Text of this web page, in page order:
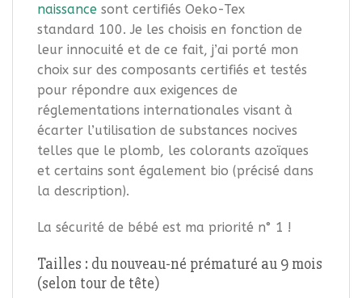
naissance sont certifiés Oeko-Tex
standard 100. Je les choisis en fonction de
leur innocuité et de ce fait, j’ai porté mon
choix sur des composants certifiés et testés
pour répondre aux exigences de
réglementations internationales visant à
écarter l’utilisation de substances nocives
telles que le plomb, les colorants azoïques
et certains sont également bio (précisé dans
la description).
La sécurité de bébé est ma priorité n° 1 !
Tailles : du nouveau-né prématuré au 9 mois
(selon tour de tête)